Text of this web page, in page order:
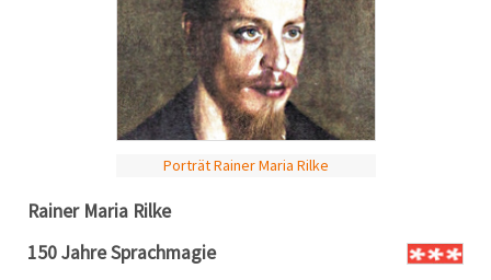
Porträt Rainer Maria Rilke
Rainer Maria Rilke
150 Jahre Sprachmagie